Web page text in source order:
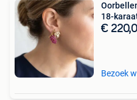
18-
€
Bezoek